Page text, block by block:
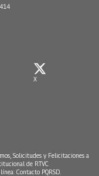
X
Solicitudes y Felicitaciones a
de RTVC
Contacto PQRSD.